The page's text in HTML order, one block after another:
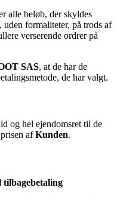
alle beløb, der skyldes
uden formaliteter, på trods af
verserende ordrer på
SAS, at de har de
de har valgt.
og hel ejendomsret til de
afKunden.